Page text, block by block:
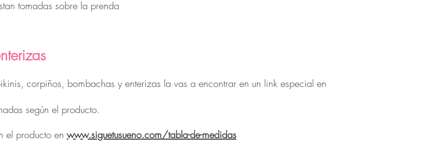
tomadas sobre la prenda
corpiños, bombachas y enterizas la vas a encontrar en un link especial en
según el producto.
el producto en www.siguetusueno.com/tabla-de-medidas